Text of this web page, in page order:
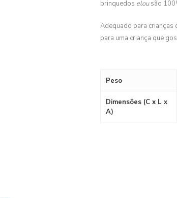
brinquedos elousão
Adequado para crianças
para uma criança que
Peso
Dimensões (C x L x
A)